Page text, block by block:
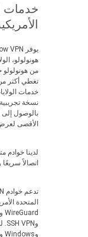
هونولولو،
من هونولولو
نسخة
بالوصول إلى
الأقصى
لدينا خوادم
اتصالاً سريعًا
وWindows وAndroid –